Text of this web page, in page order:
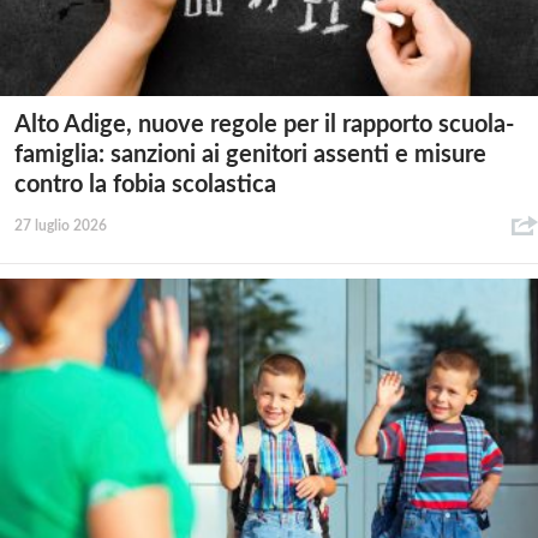
Alto Adige, nuove regole per il rapporto scuola-
famiglia: sanzioni ai genitori assenti e misure
contro la fobia scolastica
27 luglio 2026